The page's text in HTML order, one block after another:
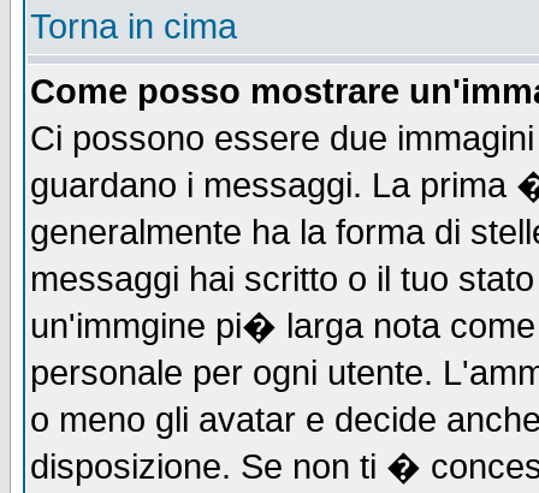
Torna in cima
Come posso mostrare
Ci possono essere due
guardano i messaggi. La prima
generalmente ha la forma di
messaggi hai scritto o il tuo
un'immgine pi� larga nota
personale per ogni utente.
o meno gli avatar e decide
disposizione. Se non ti �